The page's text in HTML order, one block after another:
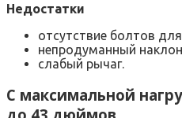
Недостатки
отсутствие болтов
непродуманный
слабый рычаг.
С максимальной